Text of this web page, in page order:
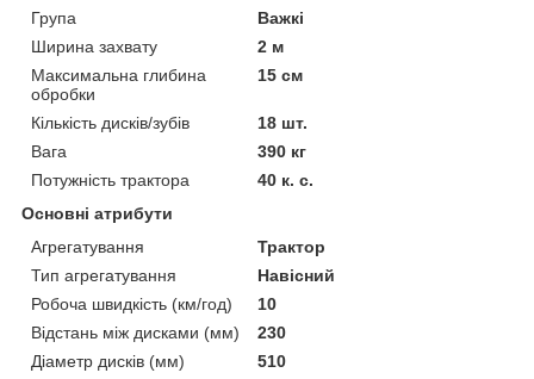
Група
Важкі
Ширина захвату
2 м
Максимальна глибина
обробки
15 см
Кількість дисків/зубів
18 шт.
Вага
390 кг
Потужність трактора
40 к. с.
Основні атрибути
Агрегатування
Трактор
Тип агрегатування
Навісний
Робоча швидкість (км/год)
10
Відстань між дисками (мм)
230
Діаметр дисків (мм)
510